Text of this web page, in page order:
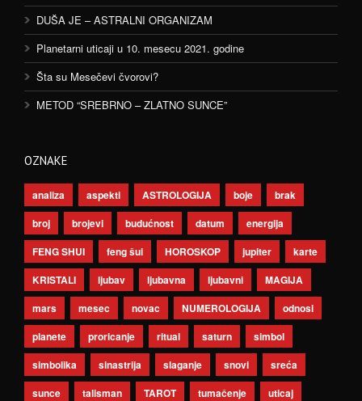
DUŠA JE – ASTRALNI ORGANIZAM
Planetarni uticaji u 10. mesecu 2021. godine
Šta su Mesečevi čvorovi?
METOD “SREBRNO – ZLATNO SUNCE”
OZNAKE
analiza aspekti ASTROLOGIJA boje
brak
broj
brojevi budućnost datum
energija
FENG SHUI
feng šui HOROSKOP jupiter
karte
KRISTALI
ljubav ljubavna ljubavni
MAGIJA
mars
mesec novac NUMEROLOGIJA
odnosi
planete
proricanje ritual saturn
simbol
simbolika
sinastrija slaganje snovi
sreća
sunce
talisman TAROT tumačenje uticaj